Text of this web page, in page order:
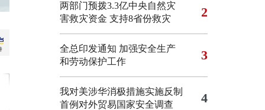
两部门预拨3.3亿中央自然灾
害救灾资金 支持8省份救灾
2
全总印发通知 加强安全生产
和劳动保护工作
3
我对美涉华消极措施实施反制
首例对外贸易国家安全调查
4